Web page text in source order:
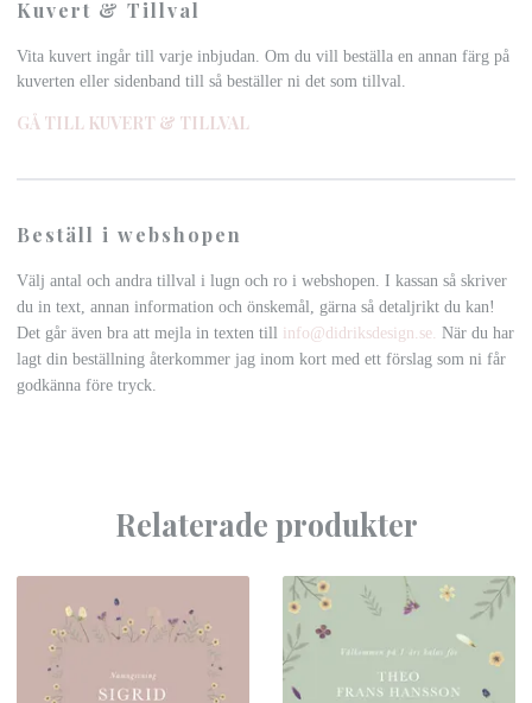
Kuvert & Tillval
Vita kuvert ingår till varje inbjudan. Om du vill beställa en annan färg på
kuverten eller sidenband till så beställer ni det som tillval.
GÅ TILL KUVERT & TILLVAL
Beställ i webshopen
Välj antal och andra tillval i lugn och ro i webshopen. I kassan så skriver
du in text, annan information och önskemål, gärna så detaljrikt du kan!
Det går även bra att mejla in texten till info@didriksdesign.se. När du har
lagt din beställning återkommer jag inom kort med ett förslag som ni får
godkänna före tryck.
Relaterade produkter